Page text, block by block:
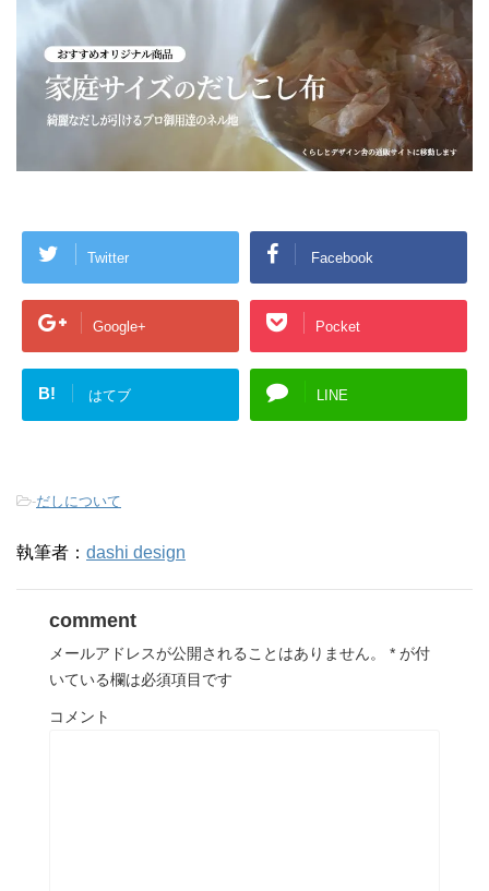
)
ド
ウ
で
開
き
ま
す
Twitter Facebook
Google+ Pocket
B! はてブ LINE
-だしについて
執筆者： dashi design
comment
メールアドレスが公開されることはありません。 * が付
いている欄は必須項目です
コメント